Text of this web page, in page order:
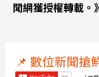
聞網獲授權轉載。》
📌 數位新聞搶